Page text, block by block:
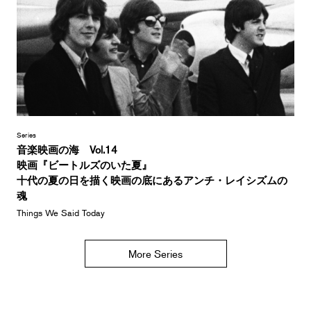
Series
音楽映画の海 Vol.14
映画『ビートルズのいた夏』
十代の夏の日を描く映画の底にあるアンチ・レイシズムの
魂
Things We Said Today
More Series